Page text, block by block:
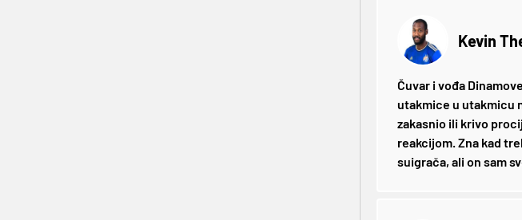
Kevin
Čuvar i vođa
utakmice u utakmicu
zakasnio ili krivo
reakcijom. Zna kad
suigrača, ali on sam